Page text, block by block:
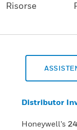
Risorse
Distributor
Honeywell’s